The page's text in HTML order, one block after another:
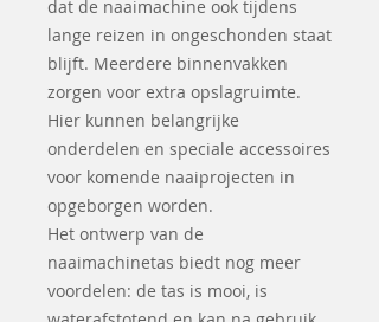
dat de naaimachine ook tijdens
lange reizen in ongeschonden staat
blijft. Meerdere binnenvakken
zorgen voor extra opslagruimte.
Hier kunnen belangrijke
onderdelen en speciale accessoires
voor komende naaiprojecten in
opgeborgen worden.
Het ontwerp van de
naaimachinetas biedt nog meer
voordelen: de tas is mooi, is